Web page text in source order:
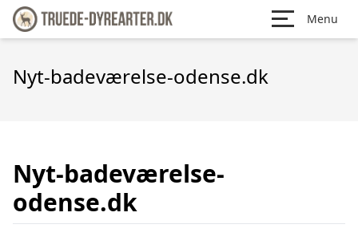
Menu
Nyt-badeværelse-odense.dk
Nyt-badeværelse-
odense.dk